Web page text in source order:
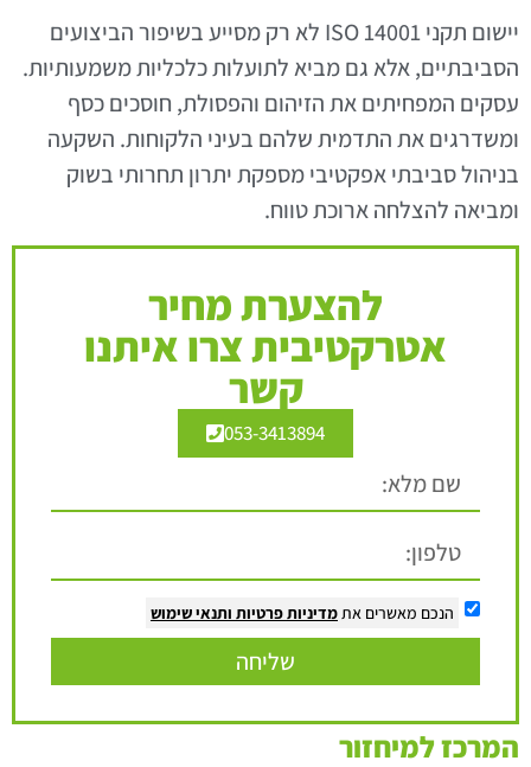
יישום תקני ISO 14001 לא רק מסייע בשיפור הביצועים
הסביבתיים, אלא גם מביא לתועלות כלכליות משמעותיות.
עסקים המפחיתים את הזיהום והפסולת, חוסכים כסף
ומשדרגים את התדמית שלהם בעיני הלקוחות. השקעה
בניהול סביבתי אפקטיבי מספקת יתרון תחרותי בשוק
ומביאה להצלחה ארוכת טווח.
להצערת מחיר
אטרקטיבית צרו איתנו
קשר
053-3413894
הנכם מאשרים אתמדיניות פרטיות ותנאי שימוש
שליחה
המרכז למיחזור